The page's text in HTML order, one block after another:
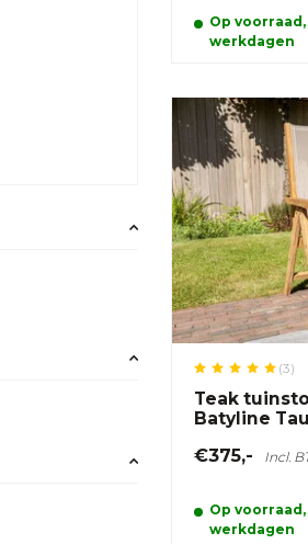
Op
werkdagen
(3)
Teak
Batyline
€375,- Incl.
Op
werkdagen